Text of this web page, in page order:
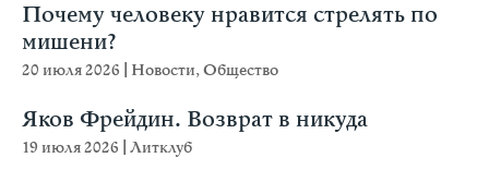
Почему человеку нравится стрелять по
мишени?
20 июля 2026 Новости,Общество
Яков Фрейдин. Возврат в никуда
19 июля 2026 Литклуб